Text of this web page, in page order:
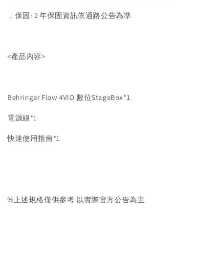
．保固: 2 年保固資訊依通路公告為準
<產品內容>
Behringer Flow 4VIO 數位StageBox*1
電源線*1
快速使用指南*1
%上述規格僅供參考 以實際官方公告為主